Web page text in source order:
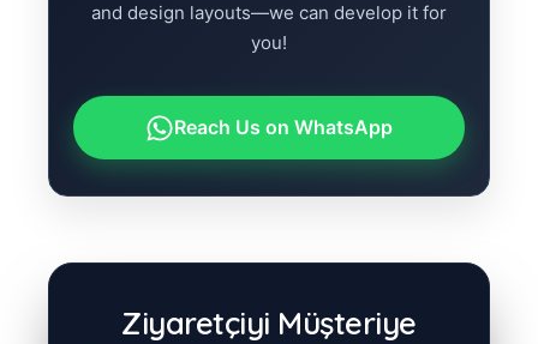
and design layouts—we can develop it for
you!
Reach Us on WhatsApp
Ziyaretçiyi Müşteriye